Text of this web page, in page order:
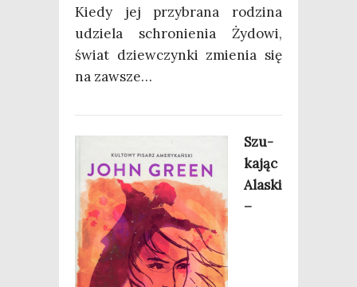
Kie­dy jej przy­bra­na rodzi­na
udzie­la schro­nie­nia Żydo­wi,
świat dziew­czyn­ki zmie­nia się
na zawsze…
Szu­
ka­jąc
Ala­ski
–